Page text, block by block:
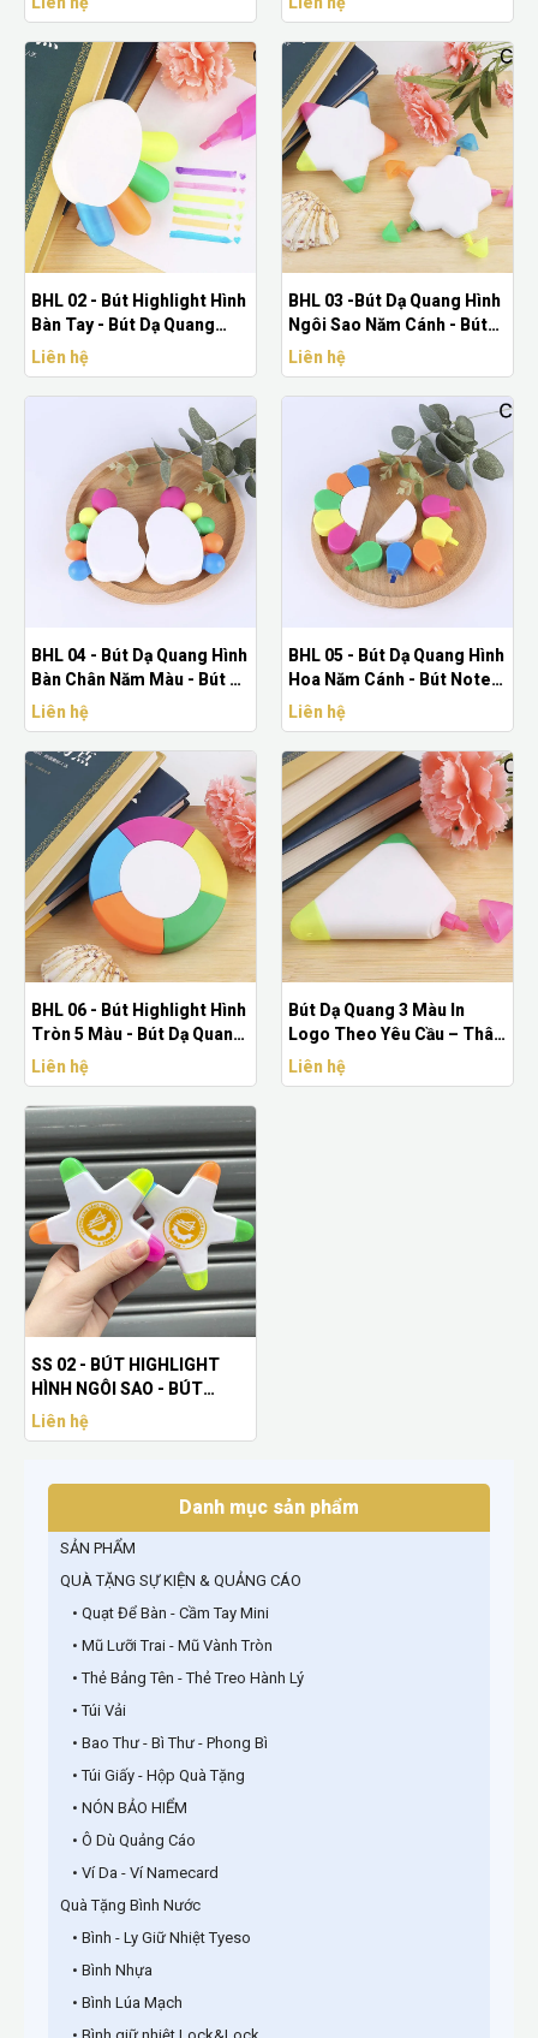
BHL 02 - Bút Highlight Hình
Bàn Tay - Bút Dạ Quang
Năm Màu Giá Rẻ
Liên hệ
BHL 03 -Bút Dạ Quang Hình
Ngôi Sao Năm Cánh - Bút
Dạ Quang In Logo Giá Rẻ
Liên hệ
BHL 04 - Bút Dạ Quang Hình
Bàn Chân Năm Màu - Bút Dạ
Quang In Logo Giá Rẻ
Liên hệ
BHL 05 - Bút Dạ Quang Hình
Hoa Năm Cánh - Bút Note
In Logo Theo Yêu Cầu
Liên hệ
BHL 06 - Bút Highlight Hình
Tròn 5 Màu - Bút Dạ Quang
In Logo Giá Rẻ
Liên hệ
Bút Dạ Quang 3 Màu In
Logo Theo Yêu Cầu – Thân
Tam Giác Tiện Dụng
Liên hệ
SS 02 - BÚT HIGHLIGHT
HÌNH NGÔI SAO - BÚT
HIGHLIGHT NGÔI SAO - IN
LOGO LÊN BÚT DẠ QUANG
Liên hệ
Danh mục sản phẩm
SẢN PHẨM
QUÀ TẶNG SỰ KIỆN & QUẢNG CÁO
• Quạt Để Bàn - Cầm Tay Mini
• Mũ Lưỡi Trai - Mũ Vành Tròn
• Thẻ Bảng Tên - Thẻ Treo Hành Lý
• Túi Vải
• Bao Thư - Bì Thư - Phong Bì
• Túi Giấy - Hộp Quà Tặng
• NÓN BẢO HIỂM
• Ô Dù Quảng Cáo
• Ví Da - Ví Namecard
Quà Tặng Bình Nước
• Bình - Ly Giữ Nhiệt Tyeso
• Bình Nhựa
• Bình Lúa Mạch